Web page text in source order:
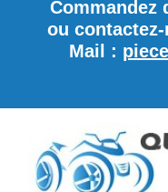
Commandez
ou contactez-
Mail :